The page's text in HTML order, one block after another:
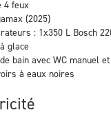
4 feux
(2025)
: 1x350 L Bosch
glace
bain avec WC manuel
à eaux noires